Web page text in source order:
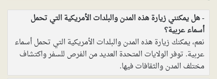
هل يمكنني زيارة هذه المدن والبلدات الأمريكية التي تحمل
أسماء عربية؟
نعم، يمكنك زيارة هذه المدن والبلدات الأمريكية التي تحمل أسماء
عربية. توفر الولايات المتحدة العديد من الفرص للسفر واكتشاف
مختلف المدن والثقافات فيها.